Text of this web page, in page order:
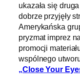
ukazała się
dobrze przyjęły
Amerykańska
pryzmat imprez
promocji
wspólnego
„Close Your